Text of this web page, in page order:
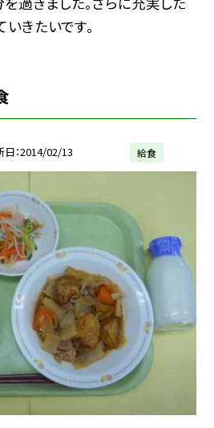
きたいです。
日 2014/02/13 給食